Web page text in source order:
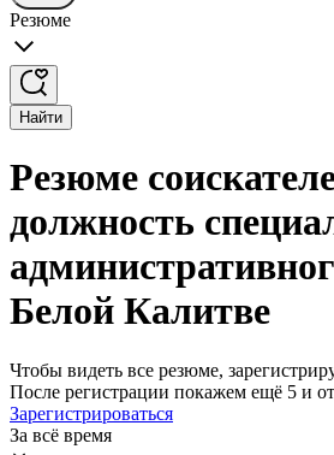
Резюме
Найти
Резюме
должность
Белой Калитве
Чтобы видеть все резюме,
После регистрации покажем ещё 5 и
Зарегистрироваться
За всё время